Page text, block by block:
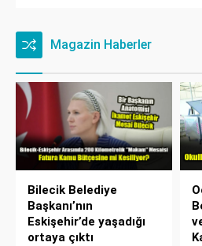
Magazin Haberler
Bilecik Belediye
Başkanı’nın
Eskişehir’de yaşadığı
ortaya çıktı